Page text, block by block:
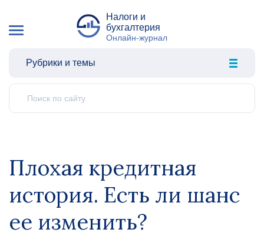
Налоги и
бухгалтерия
Онлайн-журнал
Рубрики и темы
Плохая кредитная
история. Есть ли шанс
ее изменить?